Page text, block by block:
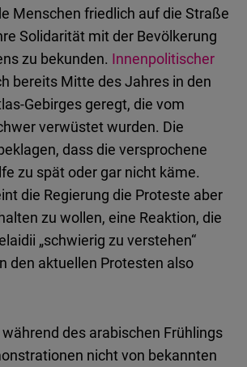
Menschen friedlich auf die Straße
Solidarität mit der Bevölkerung
zu bekunden. Innenpolitischer
bereits Mitte des Jahres in den
Gebirges geregt, die vom
verwüstet wurden. Die
dass die versprochene
zu spät oder gar nicht käme.
die Regierung die Proteste aber
zu wollen, eine Reaktion, die
„schwierig zu verstehen“
den aktuellen Protesten also
des arabischen Frühlings
nicht von bekannten